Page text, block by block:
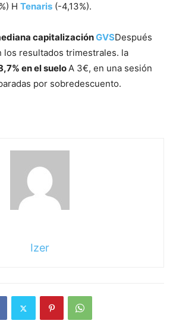
H Tenaris (-4,13%).
capitalizaciónGVSDespués
los resultados trimestrales. la
en el sueloA 3€, en una sesión
por sobredescuento.
Izer